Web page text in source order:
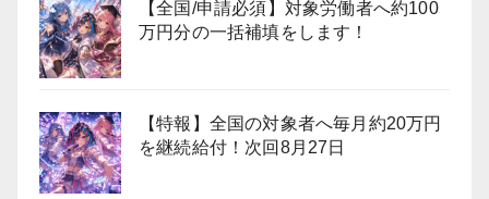
【全国/申請必須】対象労働者へ約100
万円分の一括補填をします！
【特報】全国の対象者へ毎月約20万円
を継続給付！次回8月27日